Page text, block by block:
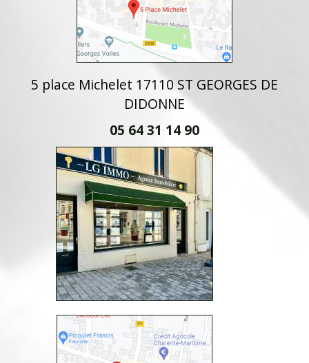
5 place Michelet 17110 ST GEORGES DE
DIDONNE
05 64 31 14 90